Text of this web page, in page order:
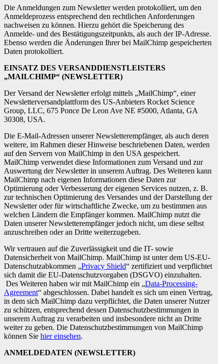
Die Anmeldungen zum Newsletter werden protokolliert, um den
Anmeldeprozess entsprechend den rechtlichen Anforderungen
nachweisen zu können. Hierzu gehört die Speicherung des
Anmelde- und des Bestätigungszeitpunkts, als auch der IP-Adresse.
Ebenso werden die Änderungen Ihrer bei MailChimp gespeicherten
Daten protokolliert.
EINSATZ DES VERSANDDIENSTLEISTERS
„MAILCHIMP“ (NEWSLETTER)
Der Versand der Newsletter erfolgt mittels „MailChimp“, einer
Newsletterversandplattform des US-Anbieters Rocket Science
Group, LLC, 675 Ponce De Leon Ave NE #5000, Atlanta, GA
30308, USA.
Die E-Mail-Adressen unserer Newsletterempfänger, als auch deren
weitere, im Rahmen dieser Hinweise beschriebenen Daten, werden
auf den Servern von MailChimp in den USA gespeichert.
MailChimp verwendet diese Informationen zum Versand und zur
Auswertung der Newsletter in unserem Auftrag. Des Weiteren kann
MailChimp nach eigenen Informationen diese Daten zur
Optimierung oder Verbesserung der eigenen Services nutzen, z. B.
zur technischen Optimierung des Versandes und der Darstellung der
Newsletter oder für wirtschaftliche Zwecke, um zu bestimmen aus
welchen Ländern die Empfänger kommen. MailChimp nutzt die
Daten unserer Newsletterempfänger jedoch nicht, um diese selbst
anzuschreiben oder an Dritte weiterzugeben.
Wir vertrauen auf die Zuverlässigkeit und die IT- sowie
Datensicherheit von MailChimp. MailChimp ist unter dem US-EU-
Datenschutzabkommen „Privacy Shield“ zertifiziert und verpflichtet
sich damit die EU-Datenschutzvorgaben (DSGVO) einzuhalten.
Des Weiteren haben wir mit MailChimp ein „Data-Processing-
Agreement“ abgeschlossen. Dabei handelt es sich um einen Vertrag,
in dem sich MailChimp dazu verpflichtet, die Daten unserer Nutzer
zu schützen, entsprechend dessen Datenschutzbestimmungen in
unserem Auftrag zu verarbeiten und insbesondere nicht an Dritte
weiter zu geben. Die Datenschutzbestimmungen von MailChimp
können Sie hier einsehen.
ANMELDEDATEN (NEWSLETTER)